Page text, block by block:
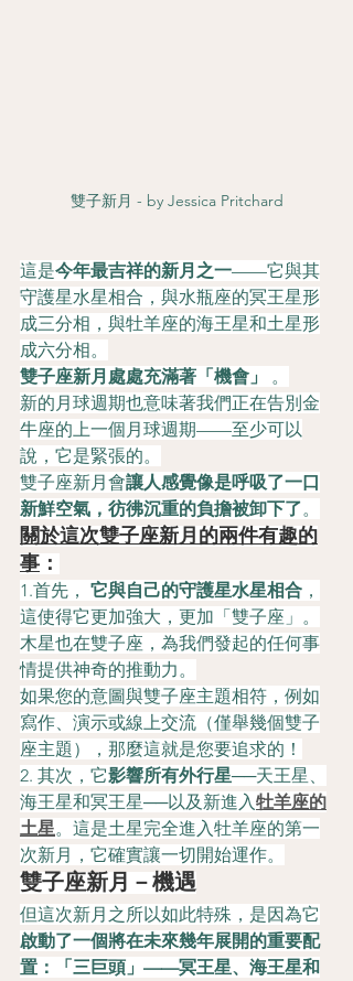
雙子新月 - by Jessica Pritchard
這是今年最吉祥的新月之一——它與其
守護星水星相合，與水瓶座的冥王星形
成三分相，與牡羊座的海王星和土星形
成六分相。
雙子座新月處處充滿著「機會」
。
新的月球週期也意味著我們正在告別金
牛座的上一個月球週期——至少可以
說，它是緊張的。
雙子座新月會讓人感覺像是呼吸了一口
新鮮空氣，彷彿沉重的負擔被卸下了。
關於這次雙子座新月的兩件有趣的
事 ：
1.首先， 它與自己的守護星水星相合 ，
這使得它更加強大，更加「雙子座」。
木星也在雙子座，為我們發起的任何事
情提供神奇的推動力。
如果您的意圖與雙子座主題相符，例如
寫作、演示或線上交流（僅舉幾個雙子
座主題），那麼這就是您要追求的！
2. 其次，它影響所有外行星──天王星、
海王星和冥王星──以及新進入牡羊座的
土星。這是土星完全進入牡羊座的第一
次新月，它確實讓一切開始運作。
雙子座新月－機遇
但這次新月之所以如此特殊，是因為它
啟動了一個將在未來幾年展開的重要配
置：「三巨頭」——冥王星、海王星和